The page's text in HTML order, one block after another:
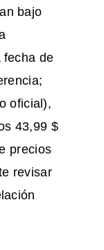
bajo
fecha de
oficial),
43,99 $
precios
revisar